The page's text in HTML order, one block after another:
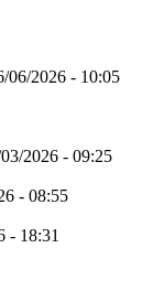
06/2026 - 10:05
2026 - 09:25
- 08:55
- 18:31